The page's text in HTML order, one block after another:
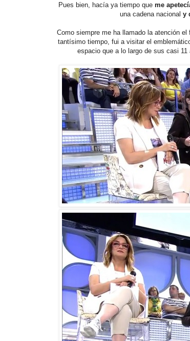
Pues bien, hacía ya tiempo que me
una cadena nacional y
Como siempre me ha llamado la atención el
tantísimo tiempo, fui a visitar el
espacio que a lo largo de sus casi